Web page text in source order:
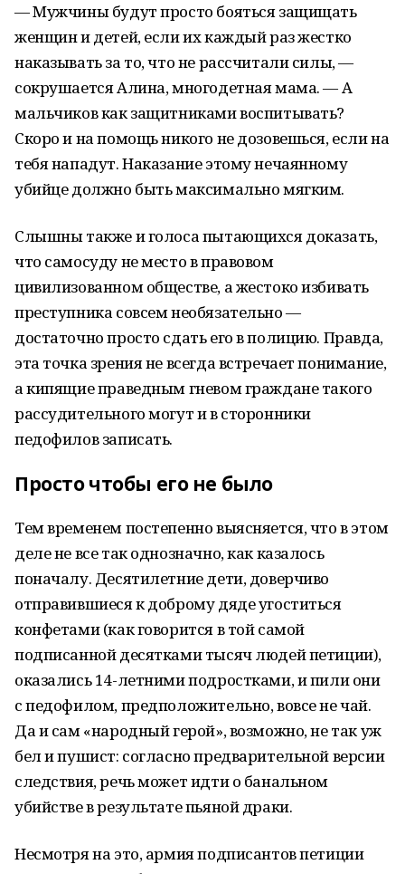
— Мужчины будут просто бояться защищать
женщин и детей, если их каждый раз жестко
наказывать за то, что не рассчитали силы, —
сокрушается Алина, многодетная мама. — А
мальчиков как защитниками воспитывать?
Скоро и на помощь никого не дозовешься, если на
тебя нападут. Наказание этому нечаянному
убийце должно быть максимально мягким.
Слышны также и голоса пытающихся доказать,
что самосуду не место в правовом
цивилизованном обществе, а жестоко избивать
преступника совсем необязательно —
достаточно просто сдать его в полицию. Правда,
эта точка зрения не всегда встречает понимание,
а кипящие праведным гневом граждане такого
рассудительного могут и в сторонники
педофилов записать.
Просто чтобы его не было
Тем временем постепенно выясняется, что в этом
деле не все так однозначно, как казалось
поначалу. Десятилетние дети, доверчиво
отправившиеся к доброму дяде угоститься
конфетами (как говорится в той самой
подписанной десятками тысяч людей петиции),
оказались 14-летними подростками, и пили они
с педофилом, предположительно, вовсе не чай.
Да и сам «народный герой», возможно, не так уж
бел и пушист: согласно предварительной версии
следствия, речь может идти о банальном
убийстве в результате пьяной драки.
Несмотря на это, армия подписантов петиции